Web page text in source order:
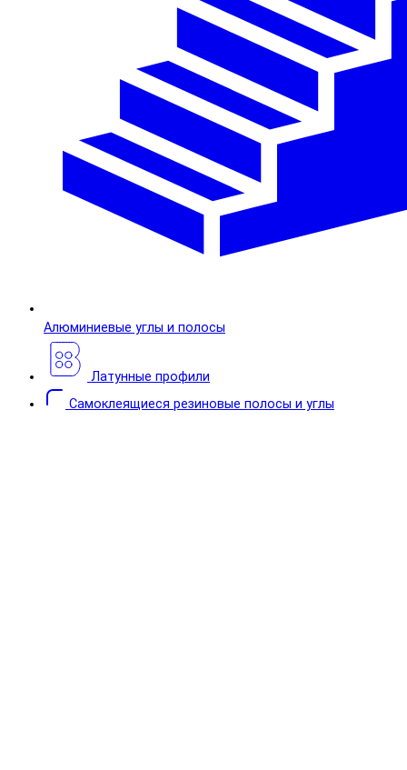
Алюминиевые углы и полосы
Латунные профили
Самоклеящиеся резиновые полосы и углы